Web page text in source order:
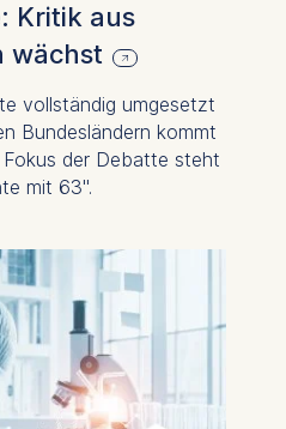
Kritik aus
wächst
vollständig umgesetzt
Bundesländern kommt
der Debatte steht
mit 63".